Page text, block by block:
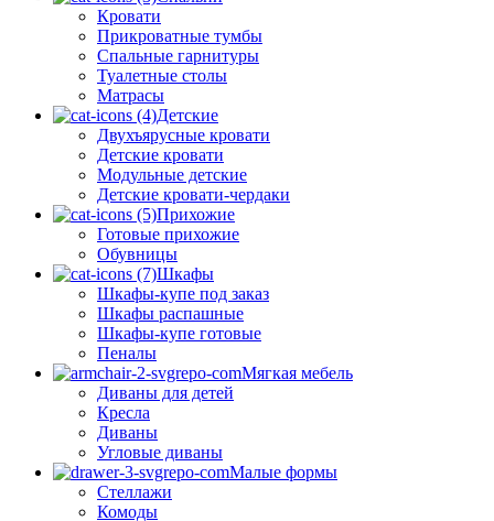
Кровати
Прикроватные тумбы
Спальные гарнитуры
Туалетные столы
Матрасы
Детские
Двухъярусные кровати
Детские кровати
Модульные детские
Детские кровати-чердаки
Прихожие
Готовые прихожие
Обувницы
Шкафы
Шкафы-купе под заказ
Шкафы распашные
Шкафы-купе готовые
Пеналы
Мягкая мебель
Диваны для детей
Кресла
Диваны
Угловые диваны
Малые формы
Стеллажи
Комоды